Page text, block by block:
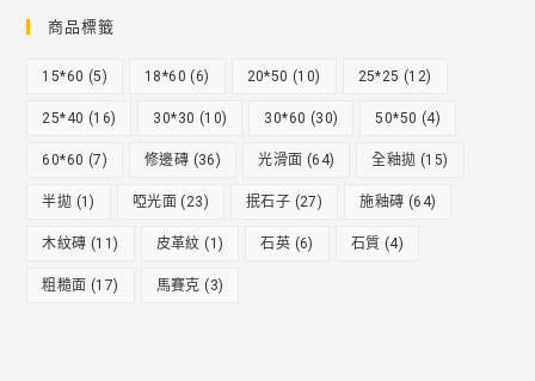
商品標籤
15*60 (5) 18*60 (6) 20*50 (10) 25*25 (12)
25*40 (16) 30*30 (10) 30*60 (30) 50*50 (4)
60*60 (7) 修邊磚 (36) 光滑面 (64) 全釉拋 (15)
半拋 (1) 啞光面 (23) 抿石子 (27) 施釉磚 (64)
木紋磚 (11) 皮革紋 (1) 石英 (6) 石質 (4)
粗糙面 (17) 馬賽克 (3)